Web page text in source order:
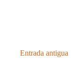
Entrada antigua